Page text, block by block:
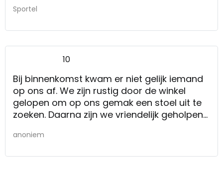
Sportel
10
Bij binnenkomst kwam er niet gelijk iemand
op ons af. We zijn rustig door de winkel
gelopen om op ons gemak een stoel uit te
zoeken. Daarna zijn we vriendelijk geholpen
De stoel kwam eerder dan afgesproken.
anoniem